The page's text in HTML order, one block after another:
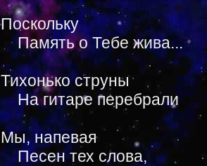
Поскольку
Память о Тебе жива...
Тихонько струны
На гитаре перебрали
Мы, напевая
Песен тех слова,